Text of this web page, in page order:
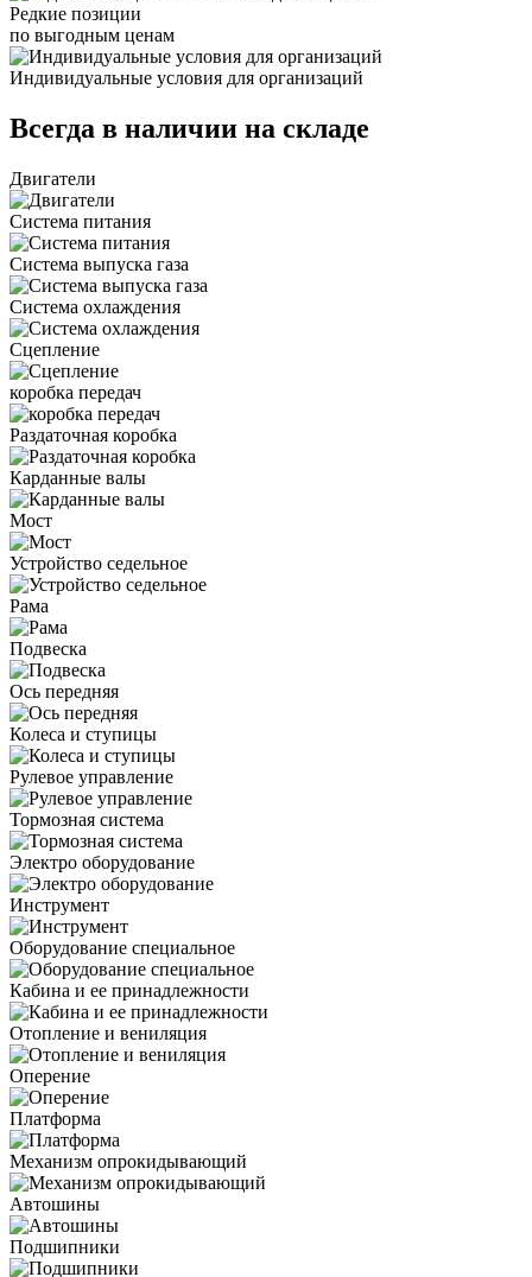
Редкие позиции
по выгодным ценам
Индивидуальные условия для организаций
Всегда в наличии на складе
Двигатели
Система питания
Система выпуска газа
Система охлаждения
Сцепление
коробка передач
Раздаточная коробка
Карданные валы
Мост
Устройство седельное
Рама
Подвеска
Ось передняя
Колеса и ступицы
Рулевое управление
Тормозная система
Электро оборудование
Инструмент
Оборудование специальное
Кабина и ее принадлежности
Отопление и вениляция
Оперение
Платформа
Механизм опрокидывающий
Автошины
Подшипники